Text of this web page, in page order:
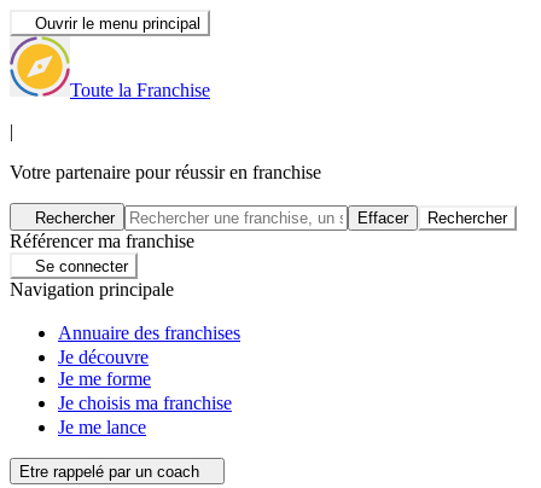
Ouvrir le menu principal
Toute la Franchise
|
Votre partenaire pour réussir en franchise
Rechercher Effacer Rechercher
Référencer ma franchise
Se connecter
Navigation principale
Annuaire des franchises
Je découvre
Je me forme
Je choisis ma franchise
Je me lance
Etre rappelé par un coach